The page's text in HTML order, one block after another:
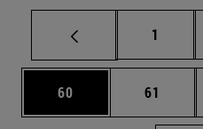
Página
1
Página
60 Página
61